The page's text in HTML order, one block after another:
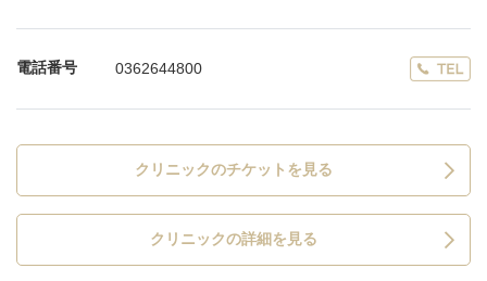
電話番号 0362644800
クリニックのチケットを見る
クリニックの詳細を見る